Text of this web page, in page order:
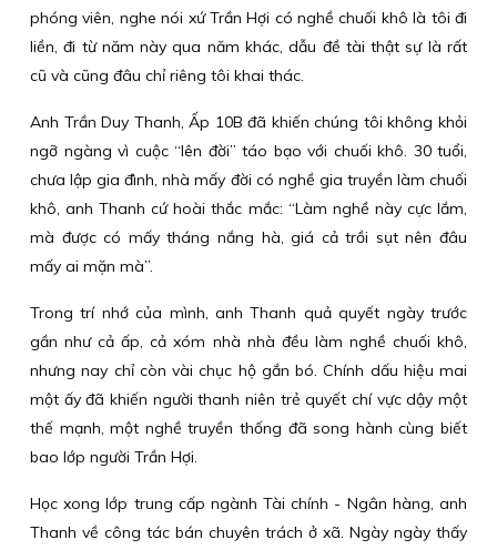
phóng viên, nghe nói xứ Trần Hợi có nghề chuối khô là tôi đi
liền, đi từ năm này qua năm khác, dẫu đề tài thật sự là rất
cũ và cũng đâu chỉ riêng tôi khai thác.
Anh Trần Duy Thanh, Ấp 10B đã khiến chúng tôi không khỏi
ngỡ ngàng vì cuộc “lên đời” táo bạo với chuối khô. 30 tuổi,
chưa lập gia đình, nhà mấy đời có nghề gia truyền làm chuối
khô, anh Thanh cứ hoài thắc mắc: “Làm nghề này cực lắm,
mà được có mấy tháng nắng hà, giá cả trồi sụt nên đâu
mấy ai mặn mà”.
Trong trí nhớ của mình, anh Thanh quả quyết ngày trước
gần như cả ấp, cả xóm nhà nhà đều làm nghề chuối khô,
nhưng nay chỉ còn vài chục hộ gắn bó. Chính dấu hiệu mai
một ấy đã khiến người thanh niên trẻ quyết chí vực dậy một
thế mạnh, một nghề truyền thống đã song hành cùng biết
bao lớp người Trần Hợi.
Học xong lớp trung cấp ngành Tài chính - Ngân hàng, anh
Thanh về công tác bán chuyên trách ở xã. Ngày ngày thấy